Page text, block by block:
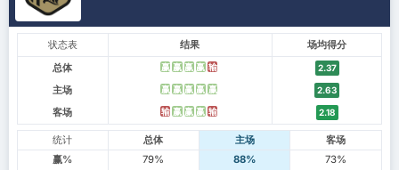
状态表 结果
场均得分
总体
赢 赢 赢 赢 输 2.37
主场 赢 赢 赢 赢 赢 2.63
客场 输 赢 赢 赢 输 2.18
统计 总体 主场
客场
赢%
79% 88%
73%